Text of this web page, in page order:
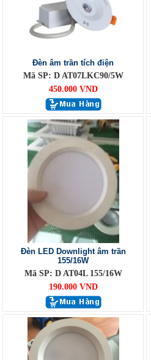
Đèn âm trần tích điện
Mã SP: D AT07LKC90/5W
450.000 VND
Đèn LED Downlight âm trần
155/16W
Mã SP: D AT04L 155/16W
190.000 VND